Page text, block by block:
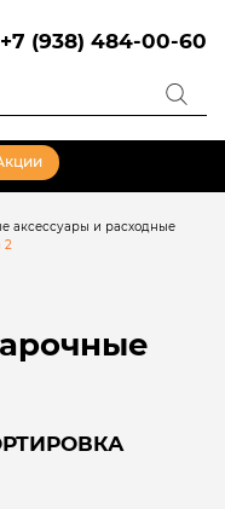
+7 (938) 484-00-60
аксессуары и расходные
2